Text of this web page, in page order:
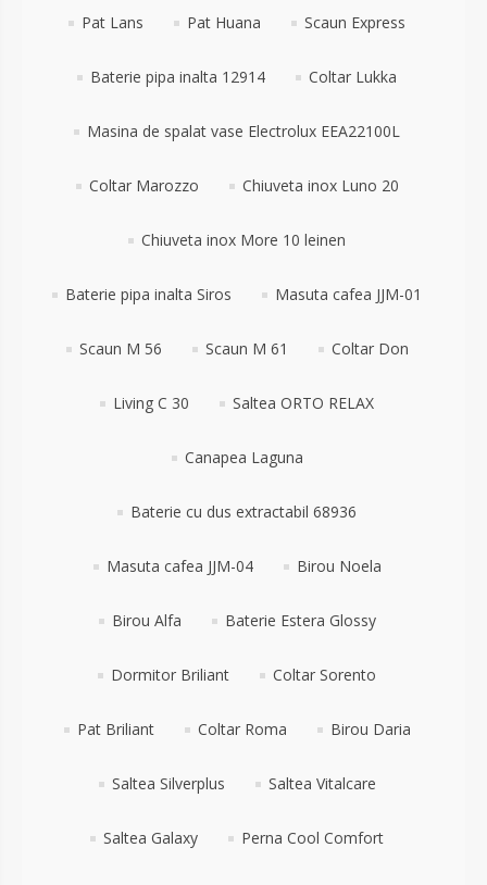
Pat Lans Pat Huana Scaun Express
Baterie pipa inalta 12914 Coltar Lukka
Masina de spalat vase Electrolux EEA22100L
Coltar Marozzo Chiuveta inox Luno 20
Chiuveta inox More 10 leinen
Baterie pipa inalta Siros Masuta cafea JJM-01
Scaun M 56 Scaun M 61 Coltar Don
Living C 30 Saltea ORTO RELAX
Canapea Laguna
Baterie cu dus extractabil 68936
Masuta cafea JJM-04 Birou Noela
Birou Alfa Baterie Estera Glossy
Dormitor Briliant Coltar Sorento
Pat Briliant Coltar Roma Birou Daria
Saltea Silverplus Saltea Vitalcare
Saltea Galaxy Perna Cool Comfort